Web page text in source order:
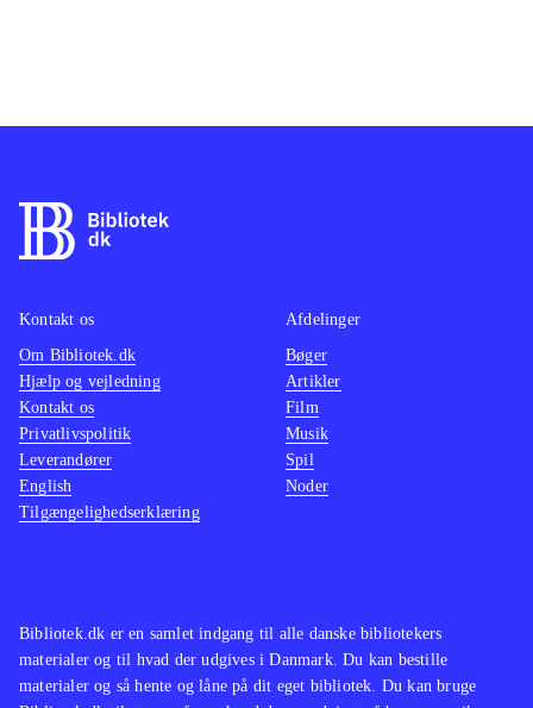
du vise frem eller dele online.
styringen er okay, men hver gang du
skal noget nyt, så er der lange
er meget frustrerende
Der er efterhånden lavet en del
efterligninger af klassikeren "Mario
Kart", et af de nyeste er Madagascar
kartz, men MNR har pga. friheden i
spillet en del fællestræk med Little
big planet også.
det vil også være irriterende for dem,
som bare vil spille et bilspil. De
lange og mange loadetider er
Bibliotek.dk er en samlet indgang til alle danske bibliotekers
materialer og til hvad der udgives i Danmark. Du kan bestille
materialer og så hente og låne på dit eget bibliotek. Du kan bruge
Kontakt os
Om Bibliotek.dk
Hjælp og vejledning
Kontakt os
Privatlivspolitik
Leverandører
English
Tilgængelighedserklæring
Afdelinger
Bøger
Artikler
Film
Musik
Spil
Noder